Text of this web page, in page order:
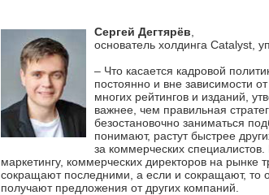
Сергей Дегтярёв
основатель холдинга Catalyst,
– Что касается кадровой
постоянно и вне зависимости
многих рейтингов и изданий,
важнее, чем правильная
безостановочно заниматься
понимают, растут быстрее
за коммерческих
маркетингу, коммерческих директоров на
сокращают последними, а если и сокращают, то
получают предложения от других компаний.